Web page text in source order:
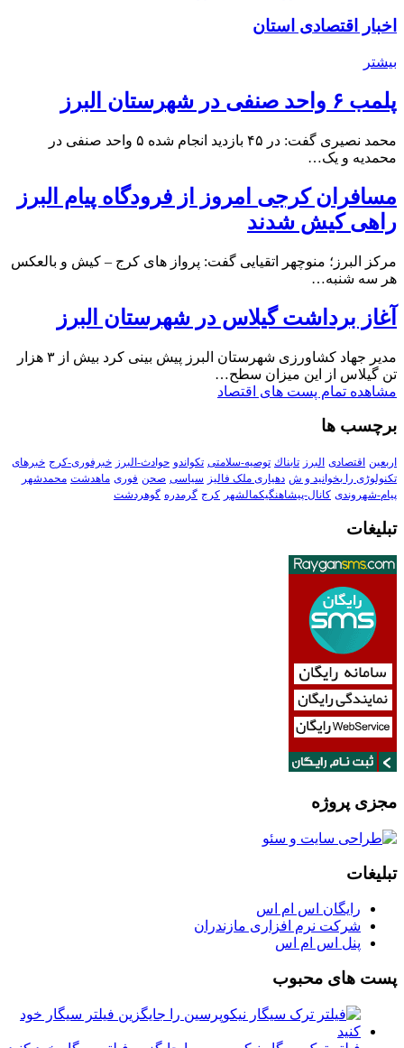
اخبار اقتصادی استان
بیشتر
پلمب ۶ واحد صنفی در شهرستان البرز
محمد نصیری گفت: در ۴۵ بازدید انجام شده ۵ واحد صنفی در
محمدیه و یک…
مسافران کرجی امروز از فرودگاه پیام البرز
راهی کیش شدند
مرکز البرز؛ منوچهر اتقیایی گفت: پرواز های کرج – کیش و بالعکس
هر سه شنبه…
آغاز برداشت گیلاس در شهرستان البرز
مدیر جهاد کشاورزی شهرستان البرز پیش بینی کرد بیش از ۳ هزار
تن گیلاس از این میزان سطح…
مشاهده تمام پست های اقتصاد
برچسب ها
اربعین اقتصادی البرز تابناك توصیه-سلامتی تکواندو حوادث-البرز خبرفوری-کرج خبرهای
تکنولوڑی را بخوانید و ش دهیاری ملک فالیز سیاسی صحن فوری ماهدشت محمدشهر
پیام-شهروندی کانال-پیشاهنگیکمالشهر کرج گرمدره گوهردشت
تبلیغات
مجزی پروژه
تبلیغات
رایگان اس ام اس
شرکت نرم افزاری مازندران
پنل اس ام اس
پست های محبوب